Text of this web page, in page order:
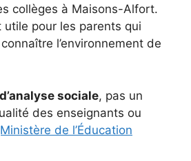
collèges à Maisons-Alfort.
pour les parents qui
l’environnement de
sociale, pas un
des enseignants ou
de l’Éducation